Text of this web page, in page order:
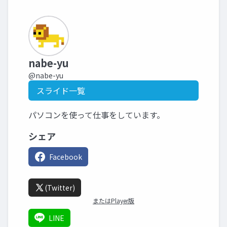
nabe-yu
@nabe-yu
スライド一覧
パソコンを使って仕事をしています。
シェア
Facebook
(Twitter)
またはPlayer版
LINE